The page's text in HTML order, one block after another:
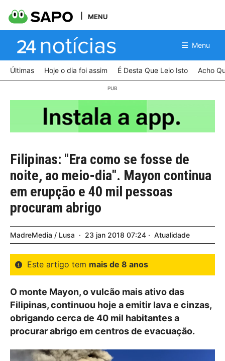
MENU
Menu
Últimas Hoje o dia foi assim É Desta Que Leio Isto Acho
Filipinas: "Era como se fosse de
noite, ao meio-dia". Mayon continua
em erupção e 40 mil pessoas
procuram abrigo
MadreMedia / Lusa 23 jan 2018 07:24 Atualidade
Este artigo tem mais de 8 anos
O monte Mayon, o vulcão mais ativo das
Filipinas, continuou hoje a emitir lava e cinzas,
obrigando cerca de 40 mil habitantes a
procurar abrigo em centros de evacuação.